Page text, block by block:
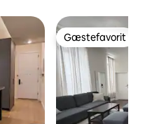
Gæstefavorit
Gæstefavorit